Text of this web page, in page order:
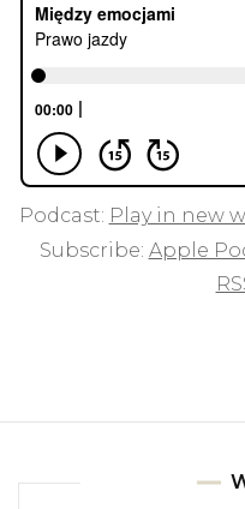
Podcast: Play in new
Subscribe: Apple